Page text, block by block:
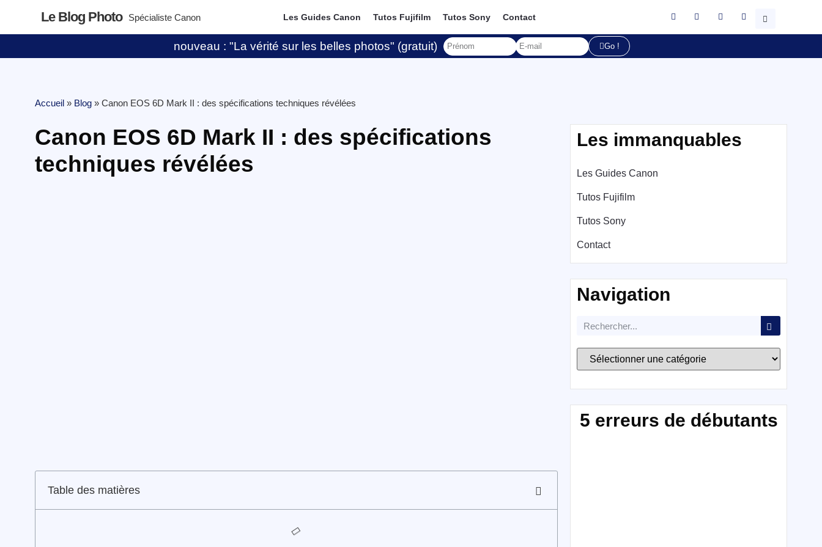
Le Blog Photo Spécialiste Canon Les Guides Canon Tutos Fujifilm Tutos Sony Contact
nouveau : "La vérité sur les belles photos" (gratuit) Go !
Accueil » Blog » Canon EOS 6D Mark II : des spécifications techniques révélées
Canon EOS 6D Mark II : des spécifications
techniques révélées
Table des matières
Les immanquables
Les Guides Canon
Tutos Fujifilm
Tutos Sony
Contact
Navigation
5 erreurs de débutants